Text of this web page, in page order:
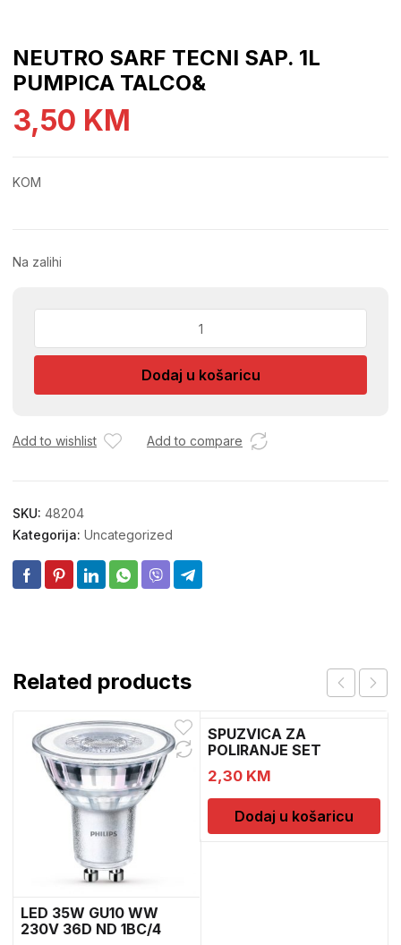
NEUTRO SARF TECNI SAP. 1L
PUMPICA TALCO&
3,50 KM
KOM
Na zalihi
TECNI
1L
TALCO&
Dodaj u košaricu
Add to wishlist Add to compare
SKU: 48204
Kategorija: Uncategorized
Related products
LED 35W GU10 WW
230V 36D ND 1BC/4
SPUZVICA ZA
POLIRANJE SET
2,30 KM
Dodaj u košaricu